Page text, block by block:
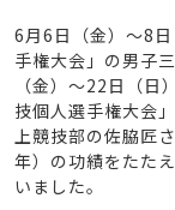
6月6日（金）～8
手権大会」の男子
（金）～22日（
技個人選手権大会
上競技部の佐脇匠
年）の功績をたた
いました。